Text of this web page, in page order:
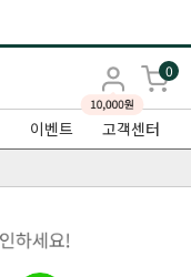
0
이벤트
고객센터